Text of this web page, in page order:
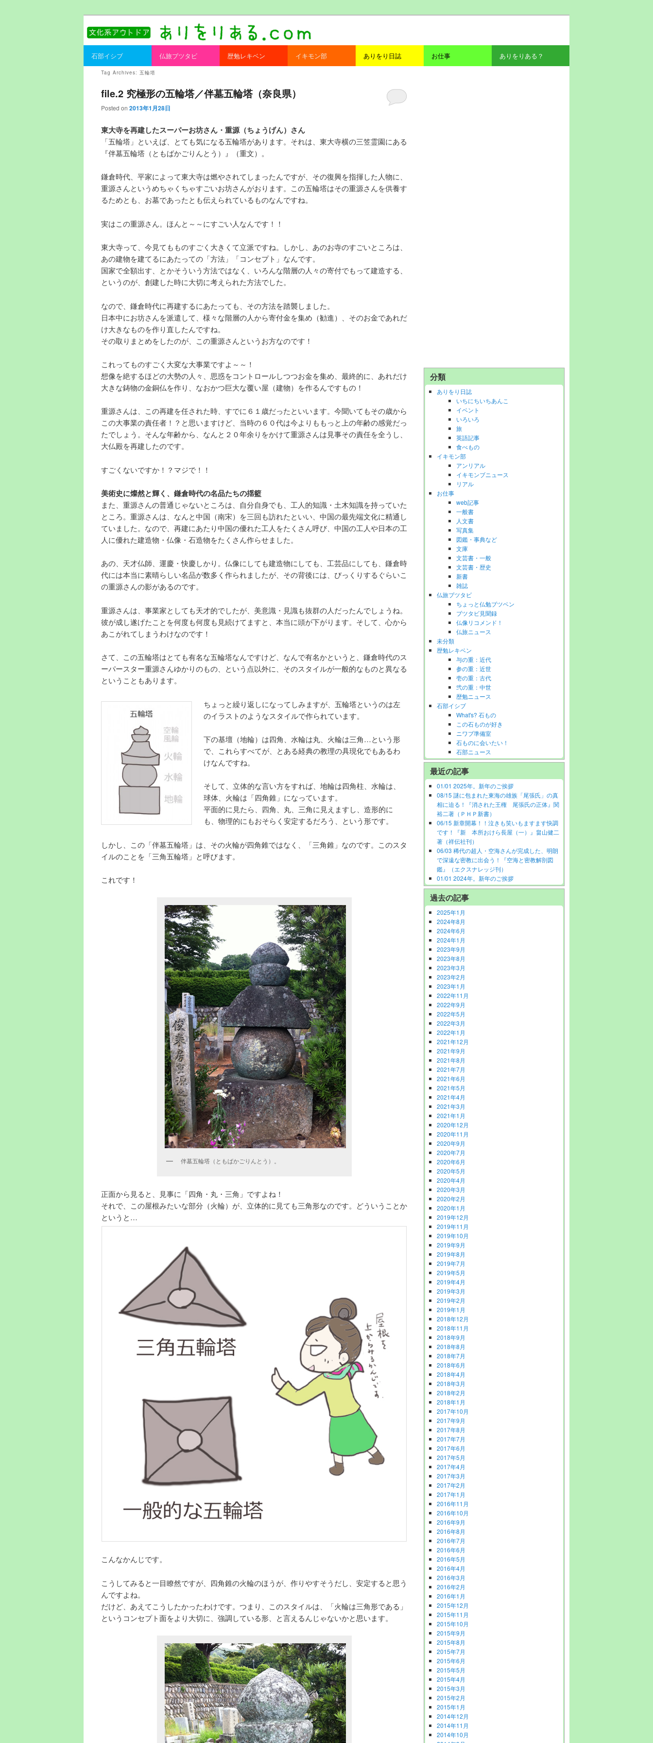
ありをりある.com
書を持ってそとへ出よう。
Main menu
Skip to primary content
Skip to secondary content
石部イシブ 仏旅ブツタビ 歴勉レキベン イキモン部 ありをり日誌 お仕事 ありをりある？
Tag Archives: 五輪塔
file.2 究極形の五輪塔／伴墓五輪塔（奈良県）
Posted on 2013年1月28日
東大寺を再建したスーパーお坊さん・重源（ちょうげん）さん
「五輪塔」といえば、とても気になる五輪塔があります。それは、東大寺横の三笠霊園にある
『伴墓五輪塔（ともばかごりんとう）』（重文）。
鎌倉時代、平家によって東大寺は燃やされてしまったんですが、その復興を指揮した人物に、
重源さんというめちゃくちゃすごいお坊さんがおります。この五輪塔はその重源さんを供養す
るためとも、お墓であったとも伝えられているものなんですね。
実はこの重源さん。ほんと～～にすごい人なんです！！
東大寺って、今見てもものすごく大きくて立派ですね。しかし、あのお寺のすごいところは、
あの建物を建てるにあたっての「方法」「コンセプト」なんです。
国家で全額出す、とかそういう方法ではなく、いろんな階層の人々の寄付でもって建造する、
というのが、創建した時に大切に考えられた方法でした。
なので、鎌倉時代に再建するにあたっても、その方法を踏襲しました。
日本中にお坊さんを派遣して、様々な階層の人から寄付金を集め（勧進）、そのお金であれだ
け大きなものを作り直したんですね。
その取りまとめをしたのが、この重源さんというお方なのです！
これってものすごく大変な大事業ですよ～～！
想像を絶するほどの大勢の人々、思惑をコントロールしつつお金を集め、最終的に、あれだけ
大きな鋳物の金銅仏を作り、なおかつ巨大な覆い屋（建物）を作るんですもの！
重源さんは、この再建を任された時、すでに６１歳だったといいます。今聞いてもその歳から
この大事業の責任者！？と思いますけど、当時の６０代は今よりももっと上の年齢の感覚だっ
たでしょう。そんな年齢から、なんと２０年余りをかけて重源さんは見事その責任を全うし、
大仏殿を再建したのです。
すごくないですか！？マジで！！
美術史に燦然と輝く、鎌倉時代の名品たちの揺籃
また、重源さんの普通じゃないところは、自分自身でも、工人的知識・土木知識を持っていた
ところ。重源さんは、なんと中国（南宋）を三回も訪れたといい、中国の最先端文化に精通し
ていました。なので、再建にあたり中国の優れた工人をたくさん呼び、中国の工人や日本の工
人に優れた建造物・仏像・石造物をたくさん作らせました。
あの、天才仏師、運慶・快慶しかり。仏像にしても建造物にしても、工芸品にしても、鎌倉時
代には本当に素晴らしい名品が数多く作られましたが、その背後には、びっくりするぐらいこ
の重源さんの影があるのです。
重源さんは、事業家としても天才的でしたが、美意識・見識も抜群の人だったんでしょうね。
彼が成し遂げたことを何度も何度も見続けてますと、本当に頭が下がります。そして、心から
あこがれてしまうわけなのです！
さて、この五輪塔はとても有名な五輪塔なんですけど、なんで有名かというと、鎌倉時代のス
ーパースター重源さんゆかりのもの、という点以外に、そのスタイルが一般的なものと異なる
ということもあります。
ちょっと繰り返しになってしみますが、五輪塔というのは左
のイラストのようなスタイルで作られています。
下の基壇（地輪）は四角、水輪は丸、火輪は三角…という形
で、これらすべてが、とある経典の教理の具現化でもあるわ
けなんですね。
そして、立体的な言い方をすれば、地輪は四角柱、水輪は、
球体、火輪は「四角錐」になっています。
平面的に見たら、四角、丸、三角に見えますし、造形的に
も、物理的にもおそらく安定するだろう、という形です。
しかし、この「伴墓五輪塔」は、その火輪が四角錐ではなく、「三角錐」なのです。このスタ
イルのことを「三角五輪塔」と呼びます。
これです！
伴墓五輪塔（ともばかごりんとう）。
正面から見ると、見事に「四角・丸・三角」ですよね！
それで、この屋根みたいな部分（火輪）が、立体的に見ても三角形なのです。どういうことか
というと…
こんなかんじです。
こうしてみると一目瞭然ですが、四角錐の火輪のほうが、作りやすそうだし、安定すると思う
んですよね。
だけど、あえてこうしたかったわけです。つまり、このスタイルは、「火輪は三角形である」
というコンセプト面をより大切に、強調している形、と言えるんじゃないかと思います。
分類
ありをり日誌
いちにちいちあんこ
イベント
いろいろ
旅
英語記事
食べもの
イキモン部
アンリアル
イキモンブニュース
リアル
お仕事
web記事
一般書
人文書
写真集
図鑑・事典など
文庫
文芸書・一般
文芸書・歴史
新書
雑誌
仏旅ブツタビ
ちょっと仏勉ブツベン
ブツタビ見聞録
仏像リコメンド！
仏旅ニュース
未分類
歴勉レキベン
与の重：近代
参の重：近世
壱の重：古代
弐の重：中世
歴勉ニュース
石部イシブ
What's? 石もの
この石ものが好き
ニワブ準備室
石ものに会いたい！
石部ニュース
最近の記事
01/01 2025年。新年のご挨拶
08/15 謎に包まれた東海の雄族「尾張氏」の真
相に迫る！『消された王権 尾張氏の正体』関
裕二著（ＰＨＰ新書）
06/15 新章開幕！！泣きも笑いもますます快調
です！『新 本所おけら長屋（一）』畠山健二
著（祥伝社刊）
06/03 稀代の超人・空海さんが完成した、明朗
で深遠な密教に出会う！『空海と密教解剖図
鑑』（エクスナレッジ刊）
01/01 2024年。新年のご挨拶
過去の記事
2025年1月
2024年8月
2024年6月
2024年1月
2023年9月
2023年8月
2023年3月
2023年2月
2023年1月
2022年11月
2022年9月
2022年5月
2022年3月
2022年1月
2021年12月
2021年9月
2021年8月
2021年7月
2021年6月
2021年5月
2021年4月
2021年3月
2021年1月
2020年12月
2020年11月
2020年9月
2020年7月
2020年6月
2020年5月
2020年4月
2020年3月
2020年2月
2020年1月
2019年12月
2019年11月
2019年10月
2019年9月
2019年8月
2019年7月
2019年5月
2019年4月
2019年3月
2019年2月
2019年1月
2018年12月
2018年11月
2018年9月
2018年8月
2018年7月
2018年6月
2018年4月
2018年3月
2018年2月
2018年1月
2017年10月
2017年9月
2017年8月
2017年7月
2017年6月
2017年5月
2017年4月
2017年3月
2017年2月
2017年1月
2016年11月
2016年10月
2016年9月
2016年8月
2016年7月
2016年6月
2016年5月
2016年4月
2016年3月
2016年2月
2016年1月
2015年12月
2015年11月
2015年10月
2015年9月
2015年8月
2015年7月
2015年6月
2015年5月
2015年4月
2015年3月
2015年2月
2015年1月
2014年12月
2014年11月
2014年10月